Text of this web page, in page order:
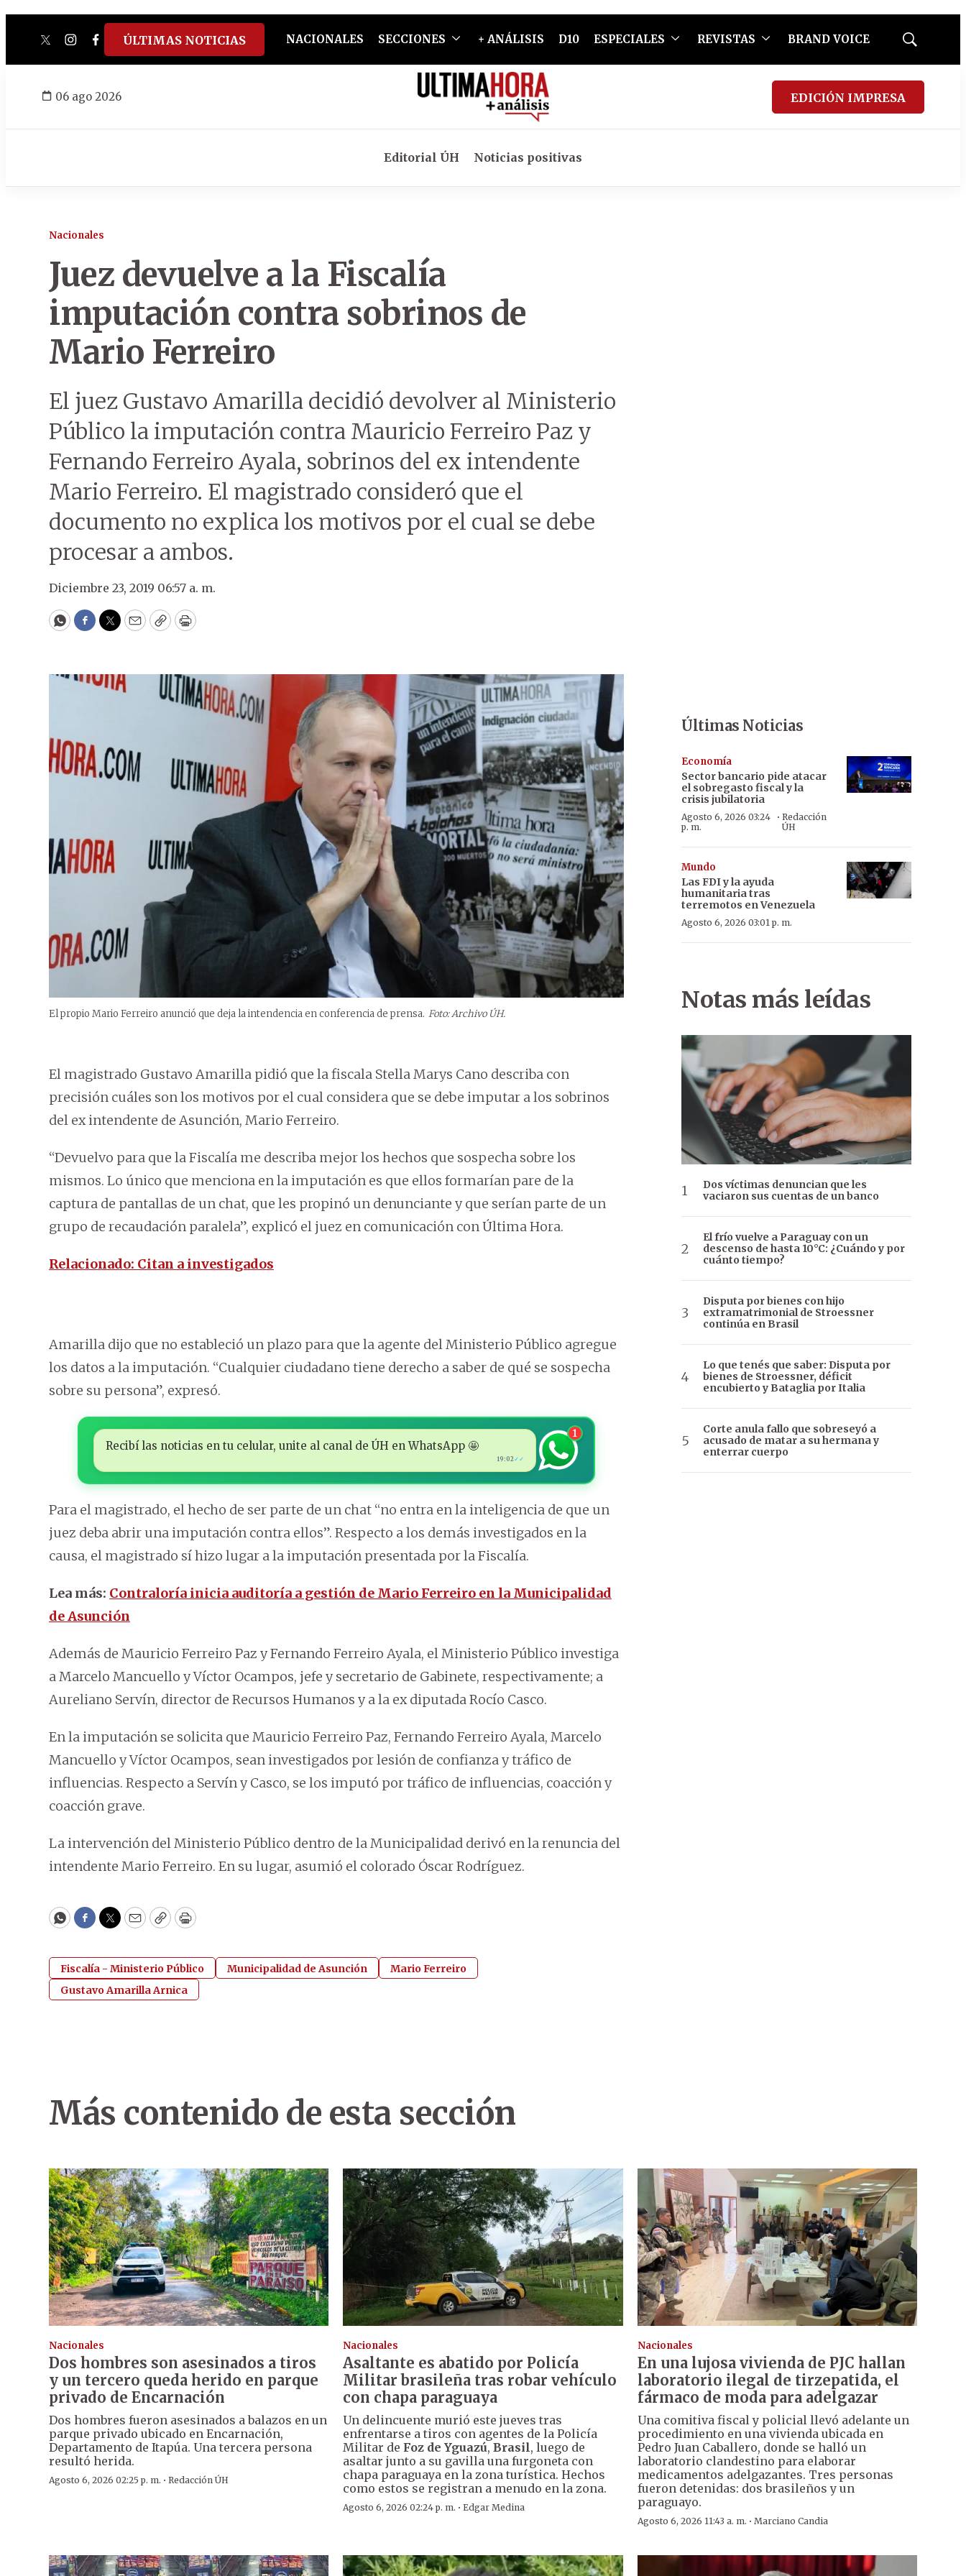
twitterinstagram
facebook
tiktokyoutube
spotify
ÚLTIMAS NOTICIAS NACIONALES SECCIONES + ANÁLISIS D10 ESPECIALES REVISTAS BRAND VOICE
Mostrar
06 ago 2026 EDICIÓN IMPRESA
Editorial ÚH Noticias positivas
Nacionales
Juez devuelve a la Fiscalía
imputación contra sobrinos de
Mario Ferreiro
El juez Gustavo Amarilla decidió devolver al Ministerio
Público la imputación contra Mauricio Ferreiro Paz y
Fernando Ferreiro Ayala, sobrinos del ex intendente
Mario Ferreiro. El magistrado consideró que el
documento no explica los motivos por el cual se debe
procesar a ambos.
Diciembre 23, 2019 06:57 a. m.
WhatsApp
Facebook
Twitter
EmailCopyPrint
El propio Mario Ferreiro anunció que deja la intendencia en conferencia de prensa. Foto: Archivo ÚH.
El magistrado Gustavo Amarilla pidió que la fiscala Stella Marys Cano describa con
precisión cuáles son los motivos por el cual considera que se debe imputar a los sobrinos
del ex intendente de Asunción, Mario Ferreiro.
“Devuelvo para que la Fiscalía me describa mejor los hechos que sospecha sobre los
mismos. Lo único que menciona en la imputación es que ellos formarían pare de la
captura de pantallas de un chat, que les propinó un denunciante y que serían parte de un
grupo de recaudación paralela”, explicó el juez en comunicación con Última Hora.
Relacionado: Citan a investigados
Amarilla dijo que no estableció un plazo para que la agente del Ministerio Público agregue
los datos a la imputación. “Cualquier ciudadano tiene derecho a saber de qué se sospecha
sobre su persona”, expresó.
Recibí las noticias en tu celular, unite al canal de ÚH en WhatsApp 🤩
19:02✓✓
1
Para el magistrado, el hecho de ser parte de un chat “no entra en la inteligencia de que un
juez deba abrir una imputación contra ellos”. Respecto a los demás investigados en la
causa, el magistrado sí hizo lugar a la imputación presentada por la Fiscalía.
Lea más: Contraloría inicia auditoría a gestión de Mario Ferreiro en la Municipalidad
de Asunción
Además de Mauricio Ferreiro Paz y Fernando Ferreiro Ayala, el Ministerio Público investiga
a Marcelo Mancuello y Víctor Ocampos, jefe y secretario de Gabinete, respectivamente; a
Aureliano Servín, director de Recursos Humanos y a la ex diputada Rocío Casco.
En la imputación se solicita que Mauricio Ferreiro Paz, Fernando Ferreiro Ayala, Marcelo
Mancuello y Víctor Ocampos, sean investigados por lesión de confianza y tráfico de
influencias. Respecto a Servín y Casco, se los imputó por tráfico de influencias, coacción y
coacción grave.
La intervención del Ministerio Público dentro de la Municipalidad derivó en la renuncia del
intendente Mario Ferreiro. En su lugar, asumió el colorado Óscar Rodríguez.
WhatsApp
Facebook
Twitter
EmailCopyPrint
Fiscalía - Ministerio Público Municipalidad de Asunción
Mario Ferreiro
Gustavo Amarilla Arnica
Últimas Noticias
Economía
Sector bancario pide atacar
el sobregasto fiscal y la
crisis jubilatoria
Agosto 6, 2026 03:24
p. m.
· Redacción
ÚH
Mundo
Las FDI y la ayuda
humanitaria tras
terremotos en Venezuela
Agosto 6, 2026 03:01 p. m.
Notas más leídas
Dos víctimas denuncian que les
vaciaron sus cuentas de un banco
El frío vuelve a Paraguay con un
descenso de hasta 10°C: ¿Cuándo y por
cuánto tiempo?
Disputa por bienes con hijo
extramatrimonial de Stroessner
continúa en Brasil
Lo que tenés que saber: Disputa por
bienes de Stroessner, déficit
encubierto y Bataglia por Italia
Corte anula fallo que sobreseyó a
acusado de matar a su hermana y
enterrar cuerpo
Más contenido de esta sección
Nacionales
Dos hombres son asesinados a tiros
y un tercero queda herido en parque
privado de Encarnación
Dos hombres fueron asesinados a balazos en un
parque privado ubicado en Encarnación,
Departamento de Itapúa. Una tercera persona
resultó herida.
Agosto 6, 2026 02:25 p. m. · Redacción ÚH
Nacionales
Asaltante es abatido por Policía
Militar brasileña tras robar vehículo
con chapa paraguaya
Un delincuente murió este jueves tras
enfrentarse a tiros con agentes de la Policía
Militar de Foz de Yguazú,Brasil, luego de
asaltar junto a su gavilla una furgoneta con
chapa paraguaya en la zona turística. Hechos
como estos se registran a menudo en la zona.
Agosto 6, 2026 02:24 p. m. ·Edgar Medina
Nacionales
En una lujosa vivienda de PJC hallan
laboratorio ilegal de tirzepatida, el
fármaco de moda para adelgazar
Una comitiva fiscal y policial llevó adelante un
procedimiento en una vivienda ubicada en
Pedro Juan Caballero, donde se halló un
laboratorio clandestino para elaborar
medicamentos adelgazantes. Tres personas
fueron detenidas: dos brasileños y un
paraguayo.
Agosto 6, 2026 11:43 a. m. · Marciano Candia